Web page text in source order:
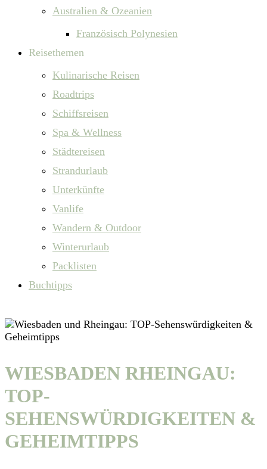
Australien & Ozeanien
Französisch Polynesien
Reisethemen
Kulinarische Reisen
Roadtrips
Schiffsreisen
Spa & Wellness
Städtereisen
Strandurlaub
Unterkünfte
Vanlife
Wandern & Outdoor
Winterurlaub
Packlisten
Buchtipps
WIESBADEN RHEINGAU:
TOP-
SEHENSWÜRDIGKEITEN &
GEHEIMTIPPS